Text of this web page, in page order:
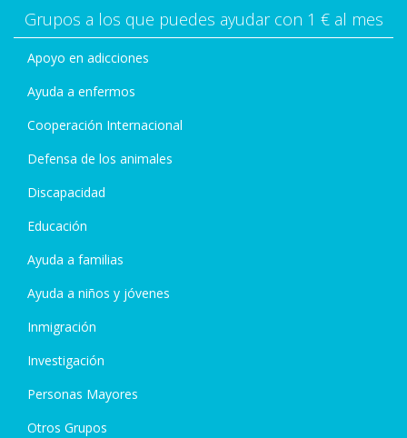
Grupos a los que puedes ayudar con 1 € al mes
Apoyo en adicciones
Ayuda a enfermos
Cooperación Internacional
Defensa de los animales
Discapacidad
Educación
Ayuda a familias
Ayuda a niños y jóvenes
Inmigración
Investigación
Personas Mayores
Otros Grupos